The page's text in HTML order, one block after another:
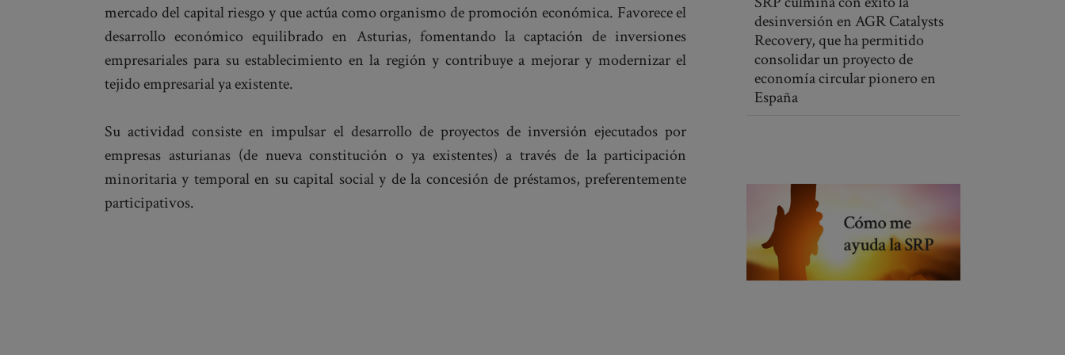
mercado del capital riesgo y que actúa como organismo de promoción económica. Favorece el
desarrollo económico equilibrado en Asturias, fomentando la captación de inversiones
empresariales para su establecimiento en la región y contribuye a mejorar y modernizar el
tejido empresarial ya existente.
Su actividad consiste en impulsar el desarrollo de proyectos de inversión ejecutados por
empresas asturianas (de nueva constitución o ya existentes) a través de la participación
minoritaria y temporal en su capital social y de la concesión de préstamos, preferentemente
participativos.
desinversión en AGR Catalysts
Recovery, que ha permitido
consolidar un proyecto de
economía circular pionero en
España